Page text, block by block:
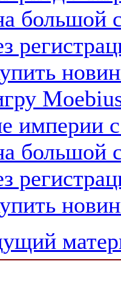
большой
империи
большой